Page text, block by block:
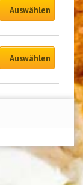
Auswählen
Auswählen